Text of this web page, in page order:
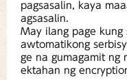
pagsasalin, kaya
agsasalin.
May ilang page kung
awtomatikong
ge na gumagamit ng
ektahan ng